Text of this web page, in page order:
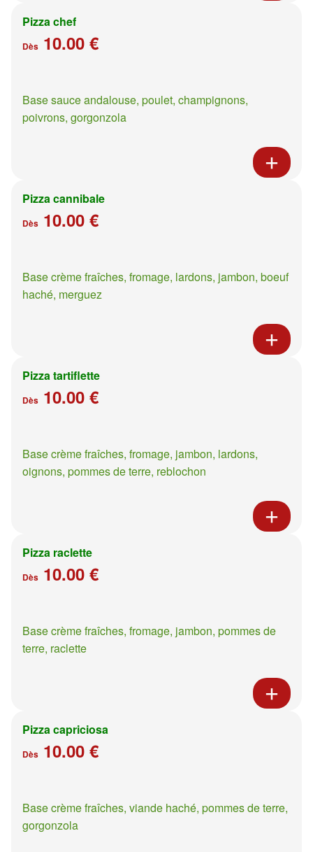
Pizza chef
Dès 10.00 €
Base sauce andalouse, poulet, champignons,
poivrons, gorgonzola
Pizza cannibale
Dès 10.00 €
Base crème fraîches, fromage, lardons, jambon, boeuf
haché, merguez
Pizza tartiflette
Dès 10.00 €
Base crème fraîches, fromage, jambon, lardons,
oignons, pommes de terre, reblochon
Pizza raclette
Dès 10.00 €
Base crème fraîches, fromage, jambon, pommes de
terre, raclette
Pizza capriciosa
Dès 10.00 €
Base crème fraîches, viande haché, pommes de terre,
gorgonzola